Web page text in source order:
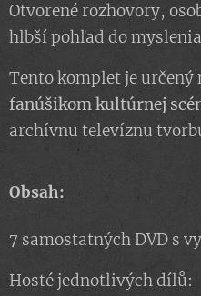
Otvorené rozhovory,
hlbší pohľad do
Tento komplet je určený
fanúšikom kultúrnej
archívnu televíznu
Obsah:
7 samostatných DVD s
Hosté jednotlivých dílů: